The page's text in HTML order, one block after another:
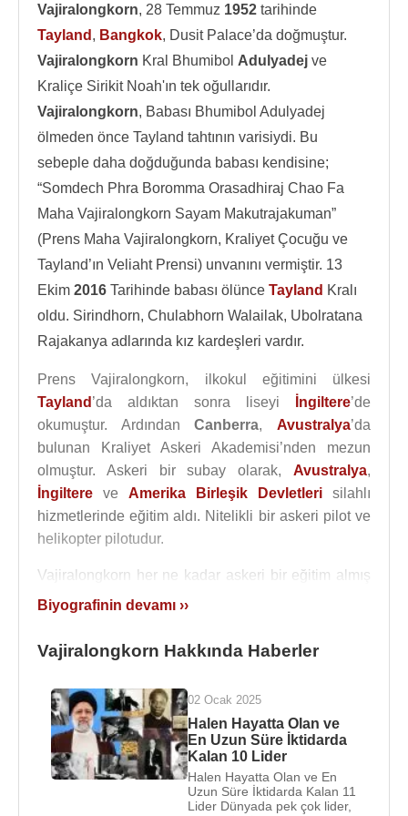
Vajiralongkorn, 28 Temmuz 1952 tarihinde
Tayland , Bangkok, Dusit Palace’da doğmuştur.
Vajiralongkorn Kral Bhumibol Adulyadej ve
Kraliçe Sirikit Noah'ın tek oğullarıdır.
Vajiralongkorn, Babası Bhumibol Adulyadej
ölmeden önce Tayland tahtının varisiydi. Bu
sebeple daha doğduğunda babası kendisine;
“Somdech Phra Boromma Orasadhiraj Chao Fa
Maha Vajiralongkorn Sayam Makutrajakuman”
(Prens Maha Vajiralongkorn, Kraliyet Çocuğu ve
Tayland’ın Veliaht Prensi) unvanını vermiştir. 13
Ekim 2016 Tarihinde babası ölünce Tayland Kralı
oldu. Sirindhorn, Chulabhorn Walailak, Ubolratana
Rajakanya adlarında kız kardeşleri vardır.
Prens Vajiralongkorn, ilkokul eğitimini ülkesi
Tayland ’da aldıktan sonra liseyi İngiltere’de
okumuştur. ArdındanCanberra,Avustralya’da
bulunan Kraliyet Askeri Akademisi’nden mezun
olmuştur. Askeri bir subay olarak, Avustralya,
İngiltere ve Amerika Birleşik Devletleri silahlı
hizmetlerinde eğitim aldı. Nitelikli bir askeri pilot ve
helikopter pilotudur.
Vajiralongkorn her ne kadar askeri bir eğitim almış
olsa da yüksek lisansını
Vajiralongkorn, Tayland Kraliyet ordusunda
Kraliyet hava kuvvetlerinde hava general
rutbelerine sahiptir. Son zamanlarda babasının
iyice yaşlanmış olmasından dolayı ordudaki
görevleri sadece sembolik seremonilerden ibarettir,
daha çok devlet işleriyle ilgilenmeye başlamıştır.
Biyografinin devamı ››
Vajiralongkorn Hakkında Haberler
02 Ocak 2025
Halen Hayatta Olan ve
En Uzun Süre İktidarda
Kalan 10 Lider
Halen Hayatta Olan ve En
Uzun Süre İktidarda Kalan 11
Lider Dünyada pek çok lider,